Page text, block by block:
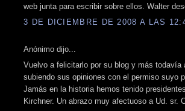
web junta para escribir sobre ellos. Walter
3 DE DICIEMBRE DE 2008 A LAS
Anónimo dijo...
Vuelvo a felicitarlo por su blog y más todavía
subiendo sus opiniones con el permiso suyo
Jamás en la historia hemos tenido
Kirchner. Un abrazo muy afectuoso a Ud. sr.